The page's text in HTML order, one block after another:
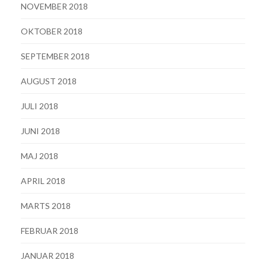
NOVEMBER 2018
OKTOBER 2018
SEPTEMBER 2018
AUGUST 2018
JULI 2018
JUNI 2018
MAJ 2018
APRIL 2018
MARTS 2018
FEBRUAR 2018
JANUAR 2018